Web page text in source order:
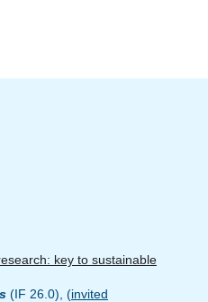
key to sustainable
(IF 26.0), (invited